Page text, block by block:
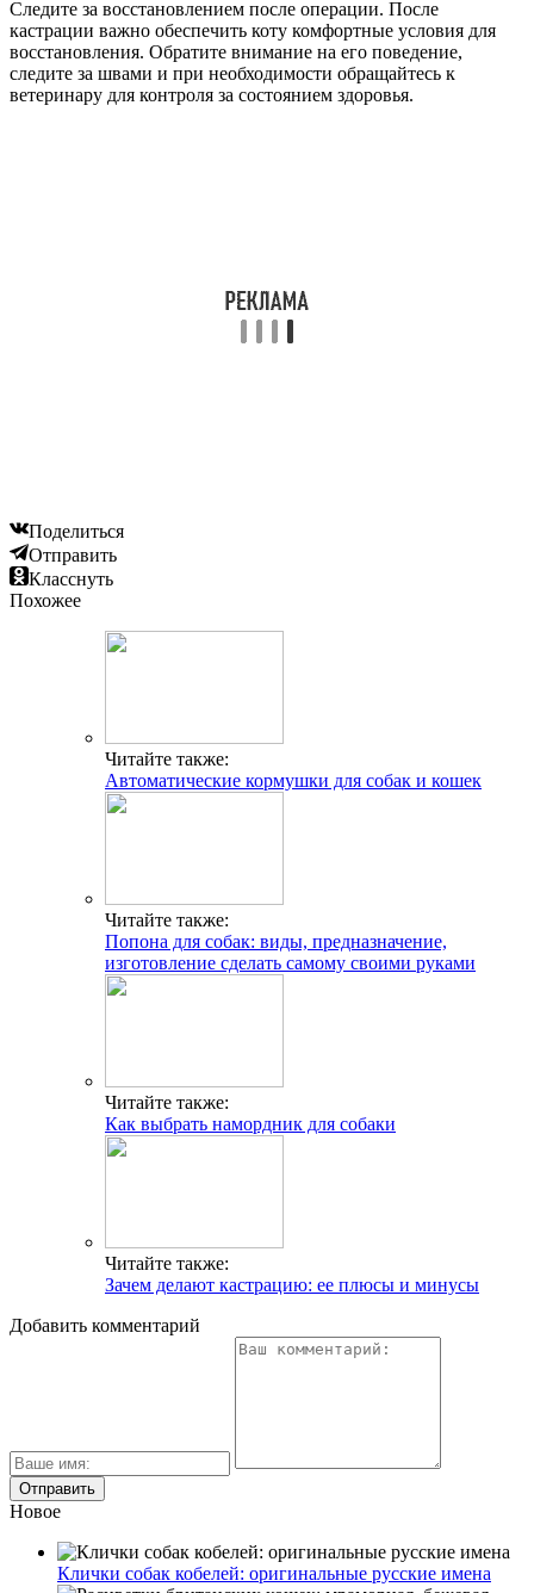
Следите за восстановлением после операции. После
кастрации важно обеспечить коту комфортные условия для
восстановления. Обратите внимание на его поведение,
следите за швами и при необходимости обращайтесь к
ветеринару для контроля за состоянием здоровья.
Поделиться
Отправить
Класснуть
Похожее
Читайте также:
Автоматические кормушки для собак и кошек
Читайте также:
Попона для собак: виды, предназначение,
изготовление сделать самому своими руками
Читайте также:
Как выбрать намордник для собаки
Читайте также:
Зачем делают кастрацию: ее плюсы и минусы
Добавить комментарий
Новое
Клички собак кобелей: оригинальные русские имена